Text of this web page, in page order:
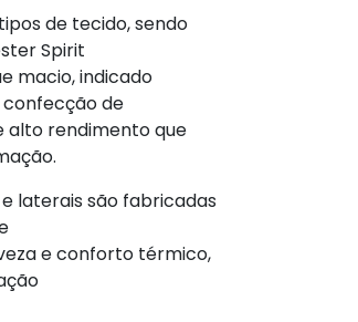
de tecido, sendo
Spirit
macio, indicado
de
alto rendimento que
laterais são fabricadas
e conforto térmico,